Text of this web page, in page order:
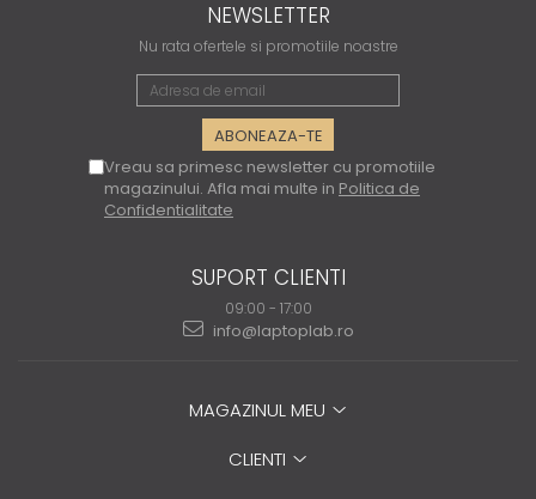
NEWSLETTER
Nu rata ofertele si promotiile noastre
Vreau sa primesc newsletter cu promotiile
magazinului. Afla mai multe in Politica de
Confidentialitate
SUPORT CLIENTI
09:00 - 17:00
info@laptoplab.ro
MAGAZINUL MEU
CLIENTI